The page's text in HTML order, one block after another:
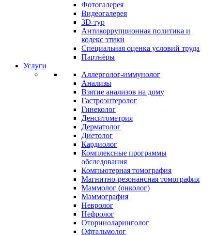
Фотогалерея
Видеогалерея
3D-тур
Антикоррупционная политика и
кодекс этики
Специальная оценка условий труда
Партнёры
Услуги
Аллерголог-иммунолог
Анализы
Взятие анализов на дому
Гастроэнтеролог
Гинеколог
Денситометрия
Дерматолог
Диетолог
Кардиолог
Комплексные программы
обследования
Компьютерная томография
Магнитно-резонансная томография
Маммолог (онколог)
Маммография
Невролог
Нефролог
Оториноларинголог
Офтальмолог